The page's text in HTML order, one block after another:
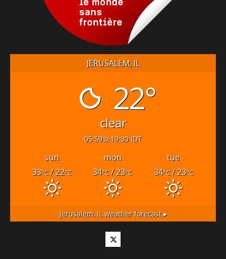
JERUSALEM, IL
22°
clear
05:59 19:30 IDT
sun mon
tue
33°C/ 22°C 34°C/ 23°C 34°C/ 23°C
Jerusalem, ILweather forecast ▸
Twitter